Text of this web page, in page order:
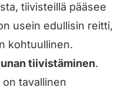
tiivisteillä pääsee
usein edullisin reitti,
kohtuullinen.
tiivistäminen.
tavallinen